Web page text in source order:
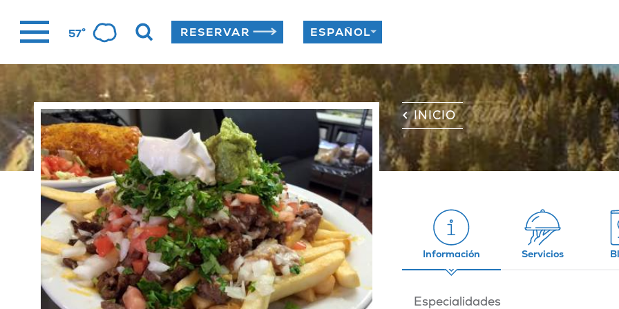
Ir
al
57° RESERVAR
INICIO
Información Servicios
Especialidades